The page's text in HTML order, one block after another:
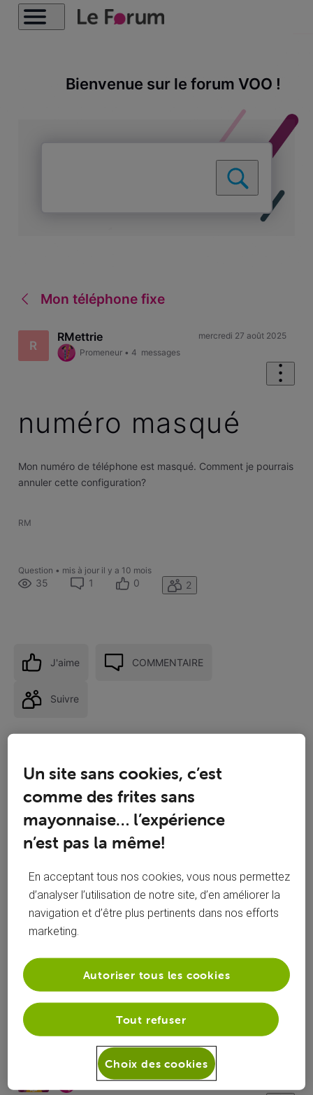
Bienvenue sur le forum VOO !
Mon téléphone fixe
R
RMettrie
Promeneur • 4 messages
mercredi 27 août 2025
numéro masqué
Mon numéro de téléphone est masqué. Comment je pourrais
annuler cette configuration?
RM
Question • mis à jour il y a 10 mois
35 1 0 2
J'aime COMMENTAIRE
Suivre
Oldest First
Selected
Caroline P
Officiel VOO•1.4K messages
Un site sans cookies, c’est
comme des frites sans
mayonnaise… l’expérience
n’est pas la même!
En acceptant tous nos cookies, vous nous permettez
d’analyser l’utilisation de notre site, d’en améliorer la
navigation et d’être plus pertinents dans nos efforts
marketing.
Tout refuser
Autoriser tous les cookies
Choix des cookies